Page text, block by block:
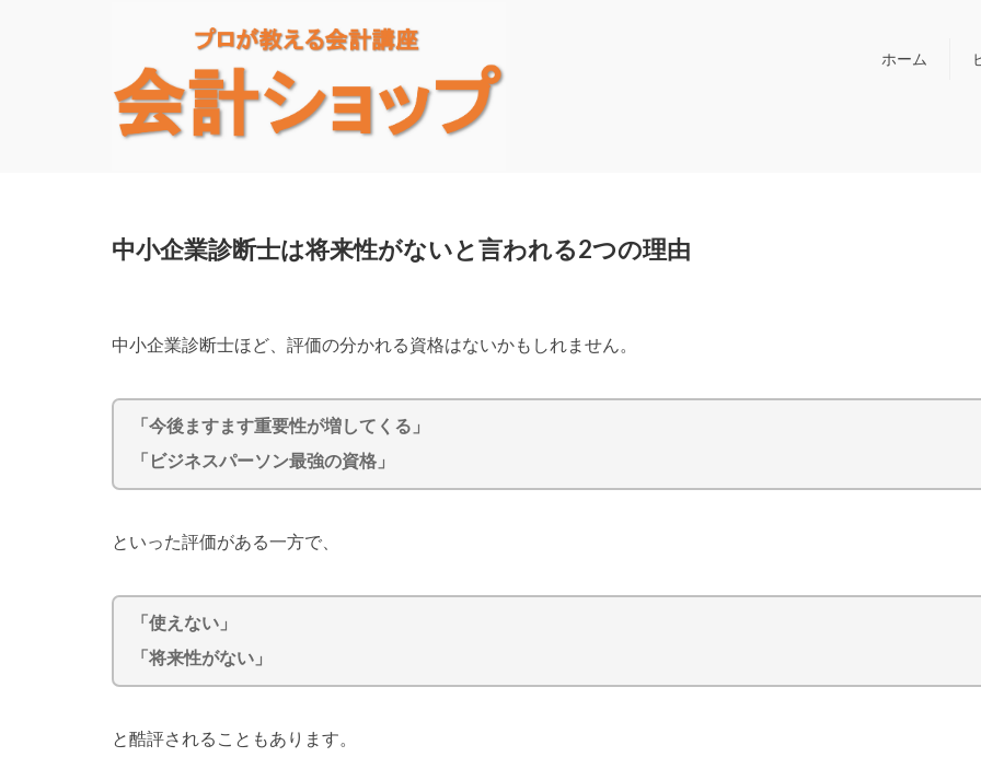
ホーム
中小企業診断士は将来性がないと言われる2つの理由
中小企業診断士ほど、評価の分かれる資格はないかもしれません。
「今後ますます重要性が増してくる」
「ビジネスパーソン最強の資格」
といった評価がある一方で、
「使えない」
「将来性がない」
と酷評されることもあります。